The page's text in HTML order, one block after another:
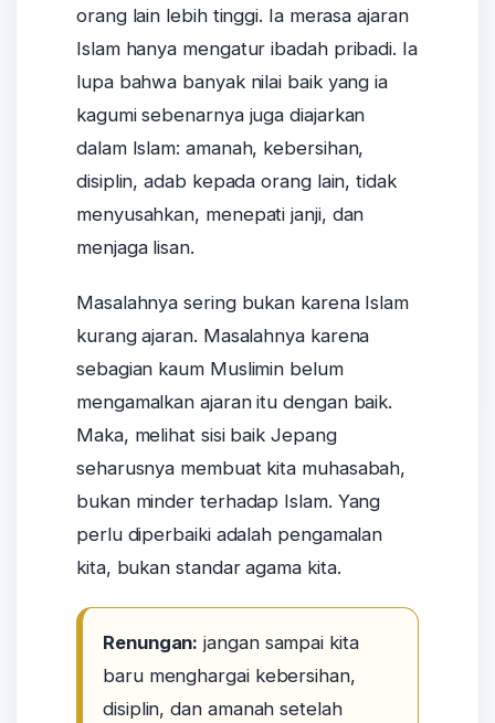
orang lain lebih tinggi. Ia merasa ajaran
Islam hanya mengatur ibadah pribadi. Ia
lupa bahwa banyak nilai baik yang ia
kagumi sebenarnya juga diajarkan
dalam Islam: amanah, kebersihan,
disiplin, adab kepada orang lain, tidak
menyusahkan, menepati janji, dan
menjaga lisan.
Masalahnya sering bukan karena Islam
kurang ajaran. Masalahnya karena
sebagian kaum Muslimin belum
mengamalkan ajaran itu dengan baik.
Maka, melihat sisi baik Jepang
seharusnya membuat kita muhasabah,
bukan minder terhadap Islam. Yang
perlu diperbaiki adalah pengamalan
kita, bukan standar agama kita.
Renungan: jangan sampai kita
baru menghargai kebersihan,
disiplin, dan amanah setelah